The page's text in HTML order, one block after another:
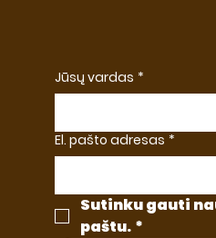
Jūsų vardas *
El. pašto adresas *
Sutinku gauti
paštu. *